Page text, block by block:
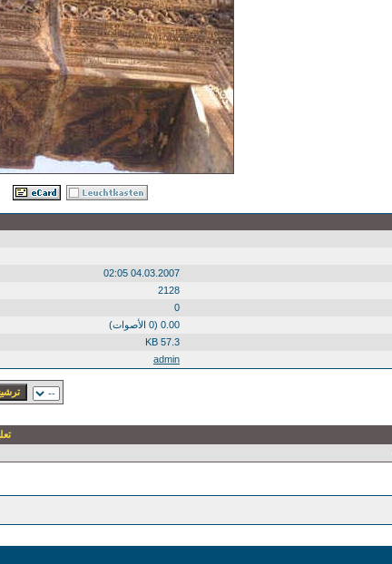
04.03.2007 02:05
2128
0
0.00 (0 الأصوات)
57.3 KB
admin